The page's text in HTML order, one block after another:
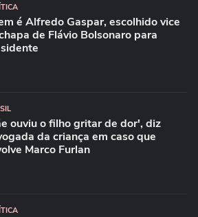
é Alfredo Gaspar, escolhido vice
de Flávio Bolsonaro para
ouviu o filho gritar de dor', diz
da criança em caso que
Marco Furlan